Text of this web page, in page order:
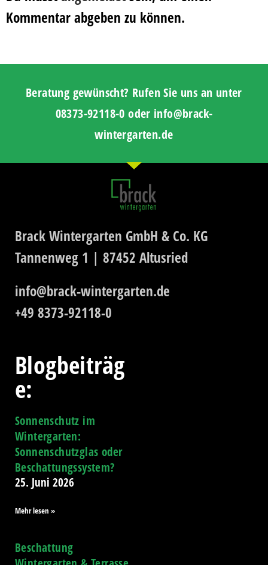
Kommentar abgeben zu können.
Beratung gewünscht? Rufen Sie uns an unter
08373-92118-0 oder info@brack-
wintergarten.de
Brack Wintergarten GmbH & Co. KG
Tannenweg 1 | 87452 Altusried
info@brack-wintergarten.de
+49 8373-92118-0
Blogbeiträg
e:
Sonnenschutz im
Wintergarten:
Sonnenschutzglas oder
Beschattungssystem?
25. Juni 2026
Mehr lesen »
Beschattung